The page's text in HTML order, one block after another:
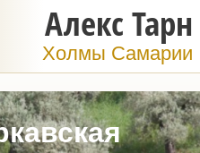
Алекс Тарн
Холмы Самарии